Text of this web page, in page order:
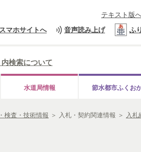
テキスト版
スマホサイトへ 音声読み上げ ふ
検索について
水道局情報 節水都市ふくお
検査・技術情報 ＞ 入札・契約関連情報 ＞ 入札